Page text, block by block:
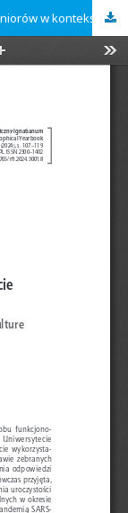
Narzędzia cyfrowe w edukacji i kulturze seniorów w kontekście pandemii SARS-CoV-2